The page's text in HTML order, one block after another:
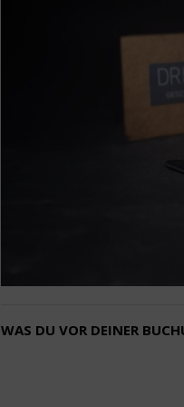
WAS DU VOR DEINER